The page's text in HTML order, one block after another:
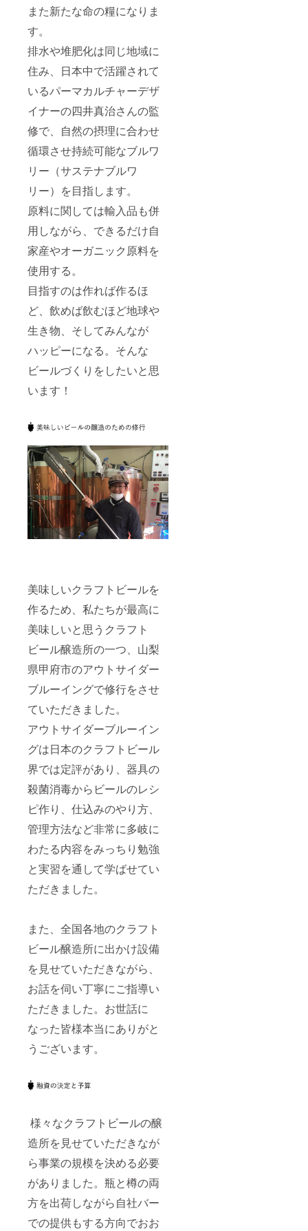
また新たな命の糧になりま
す。
排水や堆肥化は同じ地域に
住み、日本中で活躍されて
いるパーマカルチャーデザ
イナーの四井真治さんの監
修で、自然の摂理に合わせ
循環させ持続可能なブルワ
リー（サステナブルワ
リー）を目指します。
原料に関しては輸入品も併
用しながら、できるだけ自
家産やオーガニック原料を
使用する。
目指すのは作れば作るほ
ど、飲めば飲むほど地球や
生き物、そしてみんなが
ハッピーになる。そんな
ビールづくりをしたいと思
います！
美味しいクラフトビールを
作るため、私たちが最高に
美味しいと思うクラフト
ビール醸造所の一つ、山梨
県甲府市のアウトサイダー
ブルーイングで修行をさせ
ていただきました。
アウトサイダーブルーイン
グは日本のクラフトビール
界では定評があり、器具の
殺菌消毒からビールのレシ
ピ作り、仕込みのやり方、
管理方法など非常に多岐に
わたる内容をみっちり勉強
と実習を通して学ばせてい
ただきました。
また、全国各地のクラフト
ビール醸造所に出かけ設備
を見せていただきながら、
お話を伺い丁寧にご指導い
ただきました。お世話に
なった皆様本当にありがと
うございます。
様々なクラフトビールの醸
造所を見せていただきなが
ら事業の規模を決める必要
がありました。瓶と樽の両
方を出荷しながら自社バー
での提供もする方向でおお